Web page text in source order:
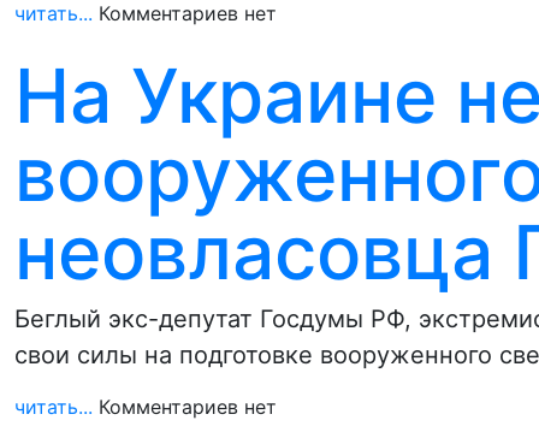
читать... Комментариев нет
На Украине
неовласовца
Беглый экс-депутат Госдумы РФ,
свои силы на подготовке вооруженного
читать... Комментариев нет